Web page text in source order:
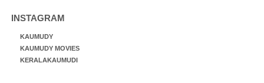
INSTAGRAM
KAUMUDY
KAUMUDY MOVIES
KERALAKAUMUDI